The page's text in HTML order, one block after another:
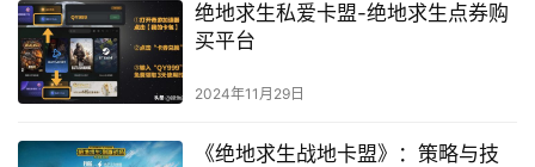
绝地求生私爱卡盟-绝地求生点券购
买平台
2024年11月29日
《绝地求生战地卡盟》：策略与技